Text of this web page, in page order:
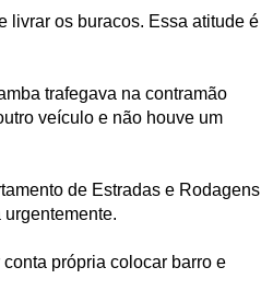
livrar os buracos. Essa atitude é
trafegava na contramão
veículo e não houve um
de Estradas e Rodagens
própria colocar barro e